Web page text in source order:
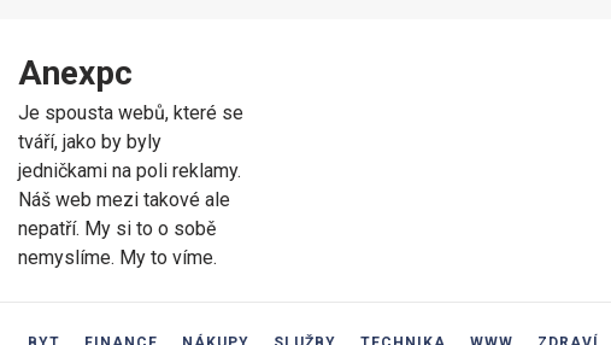
content
Anexpc
Je spousta webů, které se
tváří, jako by byly
jedničkami na poli reklamy.
Náš web mezi takové ale
nepatří. My si to o sobě
nemyslíme. My to víme.